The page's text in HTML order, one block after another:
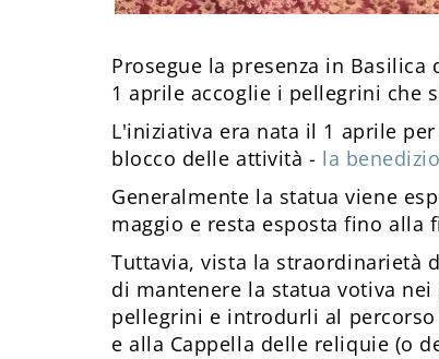
Prosegue la presenza in
1 aprile accoglie i pellegrini che
L'iniziativa era nata il 1 aprile
blocco delle attività - la
Generalmente la statua viene
maggio e resta esposta fino alla
Tuttavia, vista la straordinarietà
di mantenere la statua votiva
pellegrini e introdurli al
e alla Cappella delle reliquie (o